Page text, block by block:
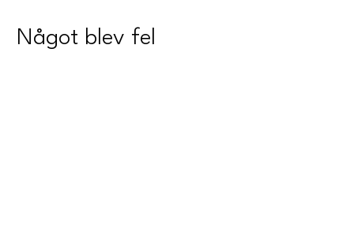
Något blev fel